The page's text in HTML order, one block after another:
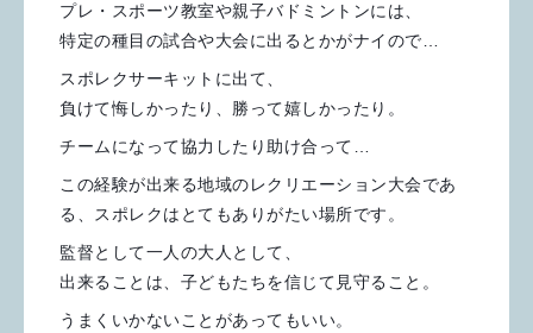
プレ・スポーツ教室や親子バドミントンには、
特定の種目の試合や大会に出るとかがナイので…
スポレクサーキットに出て、
負けて悔しかったり、勝って嬉しかったり。
チームになって協力したり助け合って…
この経験が出来る地域のレクリエーション大会であ
る、スポレクはとてもありがたい場所です。
監督として一人の大人として、
出来ることは、子どもたちを信じて見守ること。
うまくいかないことがあってもいい。